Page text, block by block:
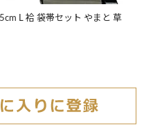
L 袷 袋帯セット やまと 草